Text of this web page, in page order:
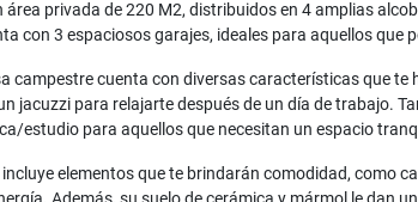
área privada de 220 M2, distribuidos en 4 amplias
con 3 espaciosos garajes, ideales para aquellos
campestre cuenta con diversas características que
jacuzzi para relajarte después de un día de trabajo.
estudio para aquellos que necesitan un espacio
incluye elementos que te brindarán comodidad, como